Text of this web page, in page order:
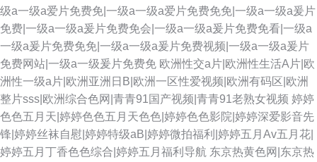
级a一级a爱片免费免|一级a一级a爱片免费免免|一级a一级a爰片
免费|一级a一级a爰片免费免会|一级a一级a爰片免费免看|一级a
一级a爰片免费免免|一级a一级a爰片免费视频|一级a一级a爰片
免费网站|一级a一级爰片免费免 欧洲性交a片|欧洲性生活A片|欧
洲性一级a片|欧洲亚洲日B|欧洲一区性爱视频|欧洲有码区|欧洲
整片sss|欧洲综合色网|青青91国产视频|青青91老熟女视频 婷婷
色色五月天|婷婷色色五月天色色|婷婷色色影院|婷婷深爱影音先
锋|婷婷丝袜自慰|婷婷特级aB|婷婷微拍福利|婷婷五月Av五月花|
婷婷五月丁香色色综合|婷婷五月福利导航 东京热黄色网|东京热